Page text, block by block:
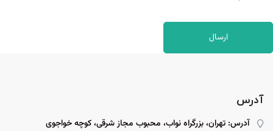
آدرس
آدرس: تهران، بزرگراه نواب، محبوب مجاز شرقی، کوچه خواجوی